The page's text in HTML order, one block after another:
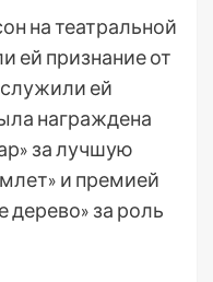
на театральной
ей признание от
ей
награждена
за лучшую
и премией
дерево» за роль